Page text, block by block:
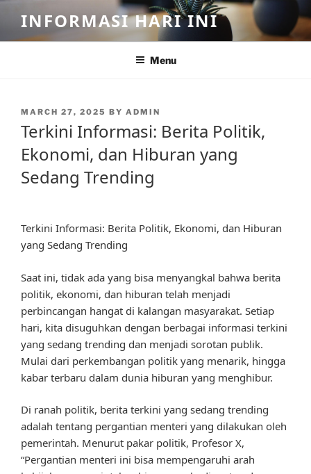
content
INFORMASI HARI INI
Menu
POSTED
MARCH 27, 2025 BY ADMIN
Terkini Informasi: Berita Politik,
Ekonomi, dan Hiburan yang
Sedang Trending
Terkini Informasi: Berita Politik, Ekonomi, dan Hiburan
yang Sedang Trending
Saat ini, tidak ada yang bisa menyangkal bahwa berita
politik, ekonomi, dan hiburan telah menjadi
perbincangan hangat di kalangan masyarakat. Setiap
hari, kita disuguhkan dengan berbagai informasi terkini
yang sedang trending dan menjadi sorotan publik.
Mulai dari perkembangan politik yang menarik, hingga
kabar terbaru dalam dunia hiburan yang menghibur.
Di ranah politik, berita terkini yang sedang trending
adalah tentang pergantian menteri yang dilakukan oleh
pemerintah. Menurut pakar politik, Profesor X,
“Pergantian menteri ini bisa mempengaruhi arah